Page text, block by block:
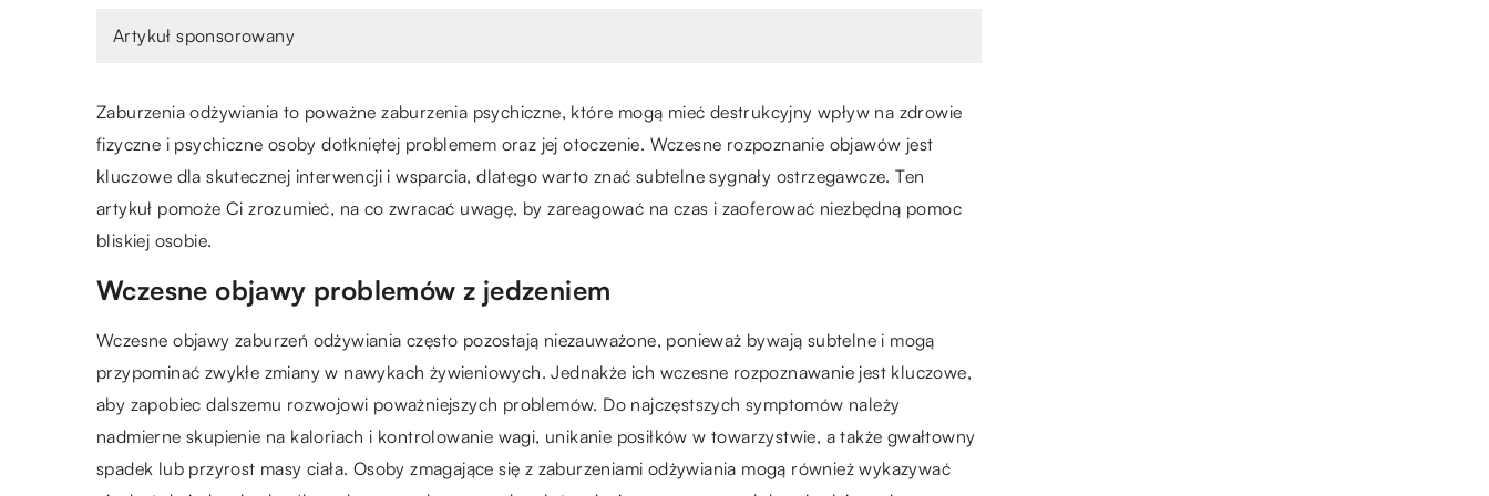
Artykuł sponsorowany
Zaburzenia odżywiania to poważne zaburzenia psychiczne, które mogą mieć destrukcyjny wpływ na zdrowie
fizyczne i psychiczne osoby dotkniętej problemem oraz jej otoczenie. Wczesne rozpoznanie objawów jest
kluczowe dla skutecznej interwencji i wsparcia, dlatego warto znać subtelne sygnały ostrzegawcze. Ten
artykuł pomoże Ci zrozumieć, na co zwracać uwagę, by zareagować na czas i zaoferować niezbędną pomoc
bliskiej osobie.
Wczesne objawy problemów z jedzeniem
Wczesne objawy zaburzeń odżywiania często pozostają niezauważone, ponieważ bywają subtelne i mogą
przypominać zwykłe zmiany w nawykach żywieniowych. Jednakże ich wczesne rozpoznawanie jest kluczowe,
aby zapobiec dalszemu rozwojowi poważniejszych problemów. Do najczęstszych symptomów należy
nadmierne skupienie na kaloriach i kontrolowanie wagi, unikanie posiłków w towarzystwie, a także gwałtowny
spadek lub przyrost masy ciała. Osoby zmagające się z zaburzeniami odżywiania mogą również wykazywać